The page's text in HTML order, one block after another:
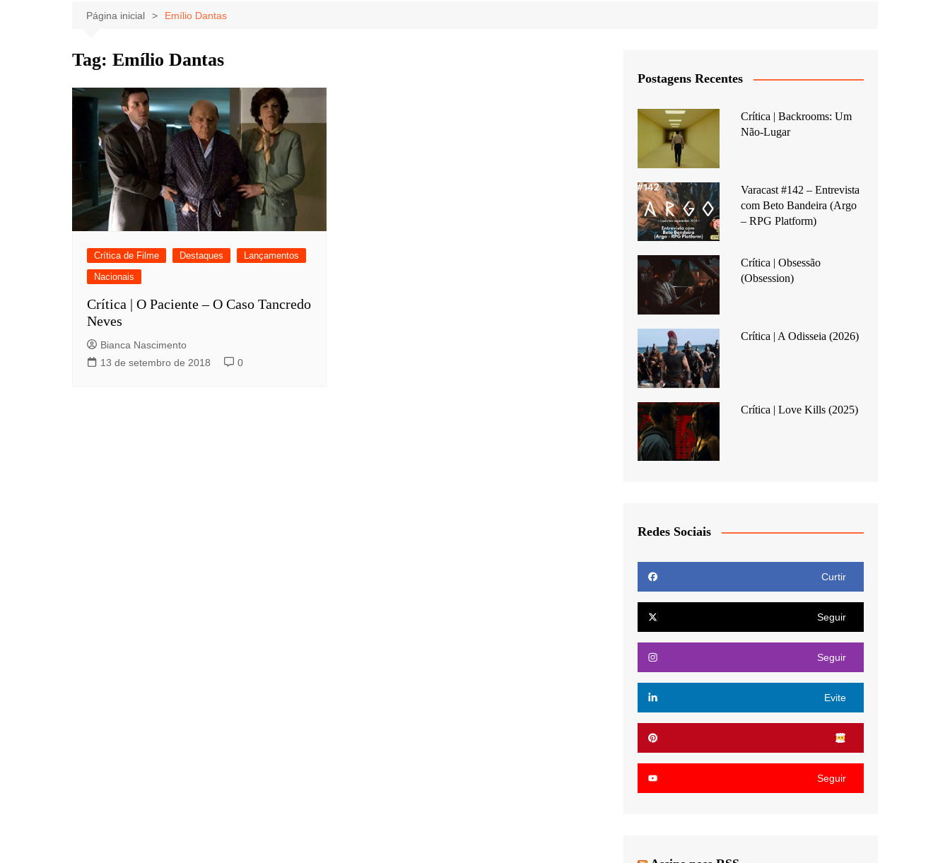
Celebridades
Música
Notícias
Clássicos
Página inicial Emílio Dantas
Tag: Emílio Dantas
Crítica de Filme Destaques
Lançamentos
Nacionais
Crítica | O Paciente – O Caso Tancredo
Neves
Bianca Nascimento
13 de setembro de 2018
0
Postagens Recentes
Crítica | Backrooms: Um
Não-Lugar
Varacast #142 – Entrevista
com Beto Bandeira (Argo
– RPG Platform)
Crítica | Obsessão
(Obsession)
Crítica | A Odisseia (2026)
Crítica | Love Kills (2025)
Redes Sociais
Curtir
Seguir
Seguir
Evite
Seguir